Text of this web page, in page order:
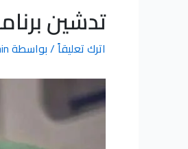
تدشين
اترك تعليقاً/ بواسطة